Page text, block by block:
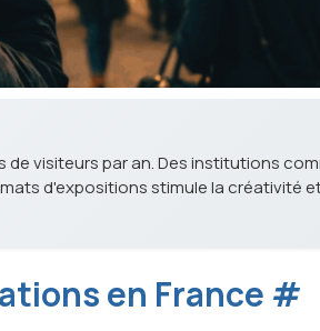
visiteurs par an. Des institutions
d'expositions stimule la créativité
en France #